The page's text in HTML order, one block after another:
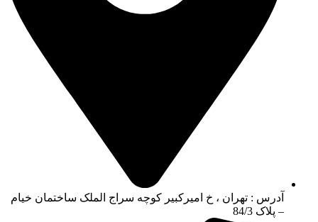
آدرس : تهران ، خ امیرکبیر کوچه سراج الملک ساختمان خیام
– پلاک 84/3